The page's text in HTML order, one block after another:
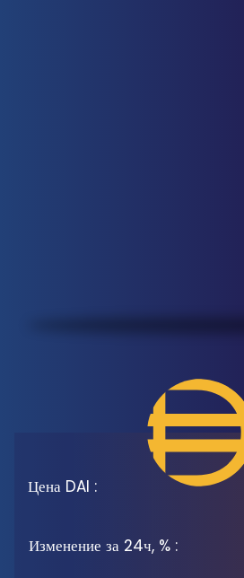
Цена DAI :
Изменение за 24ч, % :